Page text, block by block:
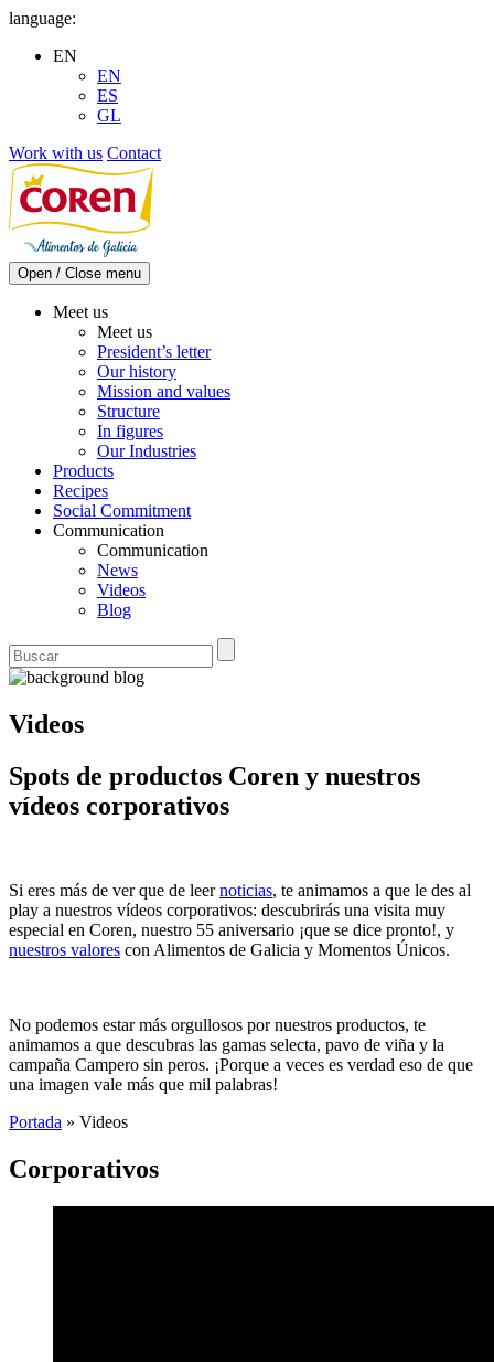
Skip
content
language:
EN
EN
ES
GL
Work with us Contact
Open / Close menu
Meet us
Meet us
President’s letter
Our history
Mission and values
Structure
In figures
Our Industries
Products
Recipes
Social Commitment
Communication
Communication
News
Videos
Blog
Videos
Spots de productos Coren y nuestros
vídeos corporativos
Si eres más de ver que de leernoticias, te animamos a que le des al
play a nuestros vídeos corporativos: descubrirás una visita muy
especial en Coren, nuestro 55 aniversario ¡que se dice pronto!, y
nuestros valores con Alimentos de Galicia y Momentos Únicos.
No podemos estar más orgullosos por nuestros productos, te
animamos a que descubras las gamas selecta, pavo de viña y la
campaña Campero sin peros. ¡Porque a veces es verdad eso de que
una imagen vale más que mil palabras!
Portada » Videos
Corporativos